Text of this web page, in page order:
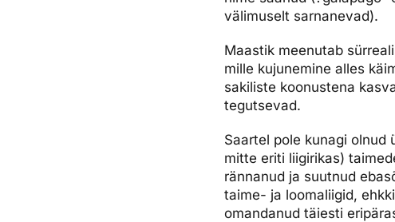
välimuselt sarnanevad).
Maastik meenutab
mille kujunemine alles
sakiliste koonustena
tegutsevad.
Saartel pole kunagi olnud
mitte eriti liigirikas)
rännanud ja suutnud
taime- ja loomaliigid,
omandanud täiesti